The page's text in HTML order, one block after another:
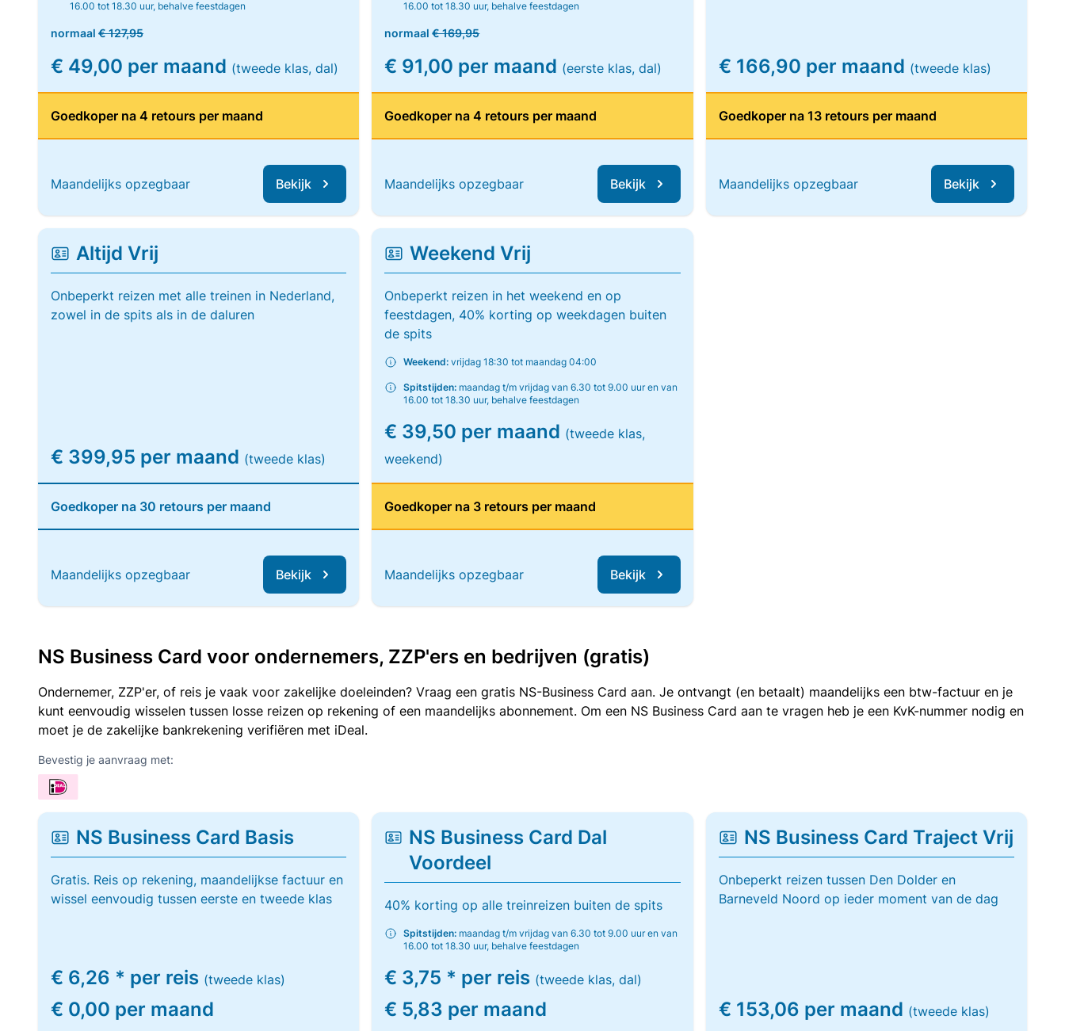
16.00 tot 18.30 uur, behalve feestdagen
normaal € 127,95
€ 49,00 per maand (tweede klas, dal)
Goedkoper na 4 retours per maand
Maandelijks opzegbaar Bekijk
16.00 tot 18.30 uur, behalve feestdagen
normaal€ 169,95
€ 91,00 per maand (eerste klas, dal)
Goedkoper na 4 retours per maand
Maandelijks opzegbaar Bekijk
€ 166,90 per maand (tweede klas)
Goedkoper na 13 retours per maand
Maandelijks opzegbaar Bekijk
Altijd Vrij
Onbeperkt reizen met alle treinen in Nederland,
zowel in de spits als in de daluren
€ 399,95 per maand (tweede klas)
Goedkoper na 30 retours per maand
Maandelijks opzegbaar Bekijk
Weekend Vrij
Onbeperkt reizen in het weekend en op
feestdagen, 40% korting op weekdagen buiten
de spits
Weekend: vrijdag 18:30 tot maandag 04:00
Spitstijden: maandag t/m vrijdag van 6.30 tot 9.00 uur en van
16.00 tot 18.30 uur, behalve feestdagen
€ 39,50 per maand (tweede klas,
weekend)
Goedkoper na 3 retours per maand
Maandelijks opzegbaar Bekijk
NS Business Card voor ondernemers, ZZP'ers en bedrijven (gratis)
Ondernemer, ZZP'er, of reis je vaak voor zakelijke doeleinden? Vraag een gratis NS-Business Card aan. Je ontvangt (en betaalt) maandelijks een btw-factuur en je
kunt eenvoudig wisselen tussen losse reizen op rekening of een maandelijks abonnement. Om een NS Business Card aan te vragen heb je een KvK-nummer nodig en
moet je de zakelijke bankrekening verifiëren met iDeal.
Bevestig je aanvraag met:
NS Business Card Basis
Gratis. Reis op rekening, maandelijkse factuur en
wissel eenvoudig tussen eerste en tweede klas
€ 6,26 * per reis (tweede klas)
€ 0,00 per maand
NS Business Card Dal
Voordeel
40% korting op alle treinreizen buiten de spits
Spitstijden: maandag t/m vrijdag van 6.30 tot 9.00 uur en van
16.00 tot 18.30 uur, behalve feestdagen
€ 3,75 * per reis (tweede klas, dal)
€ 5,83 per maand
NS Business Card Traject Vrij
Onbeperkt reizen tussen Den Dolder en
Barneveld Noord op ieder moment van de dag
€ 153,06 per maand (tweede klas)